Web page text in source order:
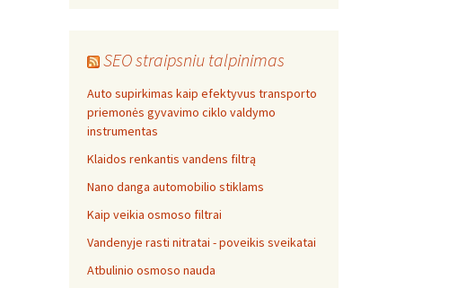
SEO straipsniu talpinimas
Auto supirkimas kaip efektyvus transporto
priemonės gyvavimo ciklo valdymo
instrumentas
Klaidos renkantis vandens filtrą
Nano danga automobilio stiklams
Kaip veikia osmoso filtrai
Vandenyje rasti nitratai - poveikis sveikatai
Atbulinio osmoso nauda